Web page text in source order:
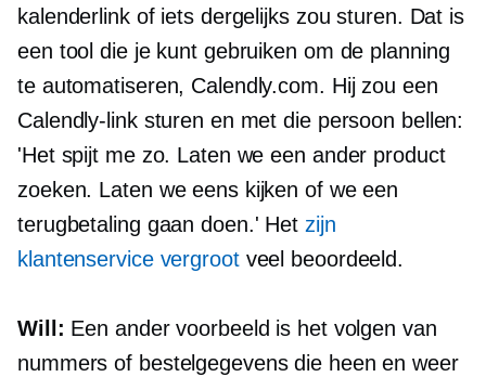
kalenderlink of iets dergelijks zou sturen. Dat is
een tool die je kunt gebruiken om de planning
te automatiseren, Calendly.com. Hij zou een
Calendly-link sturen en met die persoon bellen:
'Het spijt me zo. Laten we een ander product
zoeken. Laten we eens kijken of we een
terugbetaling gaan doen.' Het zijn
klantenservice vergrootveel beoordeeld.
Will: Een ander voorbeeld is het volgen van
nummers of bestelgegevens die heen en weer